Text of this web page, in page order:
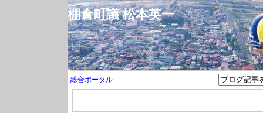
棚倉町議 松本英一
総合ポータル